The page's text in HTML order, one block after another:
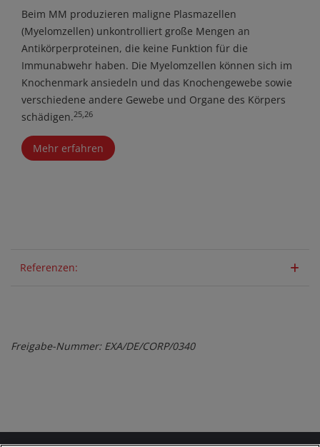
Beim MM produzieren maligne Plasmazellen
(Myelomzellen) unkontrolliert große Mengen an
Antikörperproteinen, die keine Funktion für die
Immunabwehr haben. Die Myelomzellen können sich im
Knochenmark ansiedeln und das Knochengewebe sowie
verschiedene andere Gewebe und Organe des Körpers
schädigen.25,26
Mehr erfahren
Referenzen:
Freigabe-Nummer: EXA/DE/CORP/0340